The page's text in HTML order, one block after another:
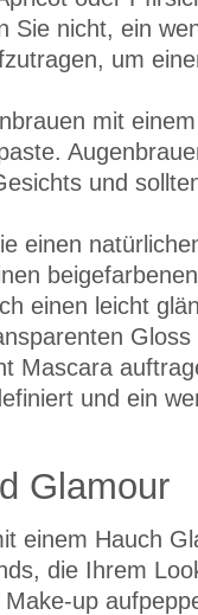
Sie nicht, ein
um
mit
und
einen
einen leicht
Mascara
und ein
Glamour
einem Hauch
die Ihrem
up